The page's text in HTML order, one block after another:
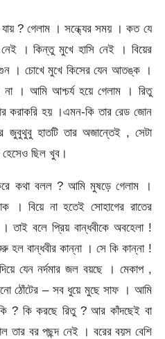
যায় ? গেলাম । সন্ধ্যের সময় । কত যে
। কিন্তু মুখে হাসি নেই । বিয়ের
। চোখে মুখে কিসের যেন আতঙ্ক ।
। আমি আশ্চর্য হয়ে গেলাম । রিতু
করাকরি হয় ।এমন-কি তার রেড জোন
জুবুথুবু হাতটি তার অজান্তেই , সেটা
ছিল খুব।
কথা বলল ? আমি মুষড়ে গেলাম ।
। বিয়ে না হতেই সোহাগের রাতের
বলে প্রিয় বান্ধবীকে অবহেলা !
হল বান্ধবীর কান্না । সে কি কান্না !
যেন নর্দমার জল বয়ছে । মেকাপ ,
ঠোঁটের – সব ধুয়ে মুছে সাফ । আমি
? কি করছে রিতু ? আর কাঁদছেই বা
তার বর পছন্দ নেই । বরের বয়স বেশি